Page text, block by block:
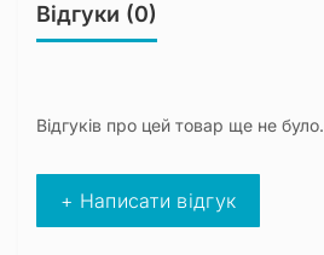
Відгуки (0)
Відгуків про цей товар ще не було.
+ Написати відгук